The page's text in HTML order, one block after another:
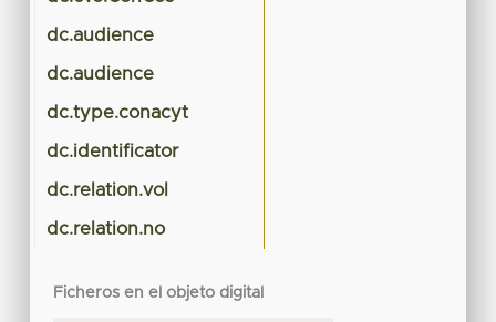
dc.audience
dc.audience
dc.type.conacyt
dc.identificator
dc.relation.vol
dc.relation.no
Ficheros en el objeto digital